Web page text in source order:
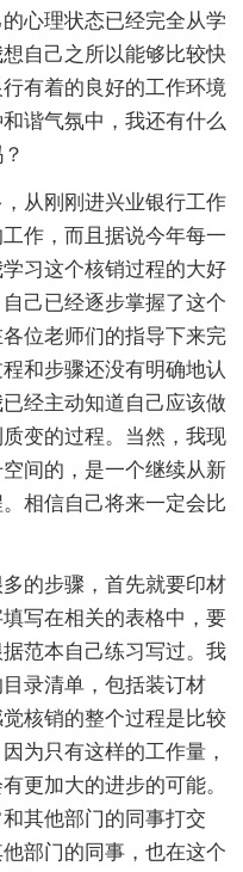
心理状态已经完全从学
自己之所以能够比较快
有着的良好的工作环境
谐气氛中，我还有什么
从刚刚进兴业银行工作
作，而且据说今年每一
习这个核销过程的大好
己已经逐步掌握了这个
位老师们的指导下来完
和步骤还没有明确地认
经主动知道自己应该做
变的过程。当然，我现
间的，是一个继续从新
相信自己将来一定会比
的步骤，首先就要印材
写在相关的表格中，要
范本自己练习写过。我
录清单，包括装订材
核销的整个过程是比较
为只有这样的工作量，
更加大的进步的可能。
其他部门的同事打交
部门的同事，也在这个